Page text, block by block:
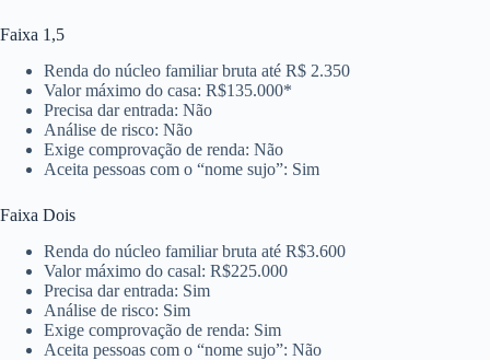
Faixa 1,5
Renda do núcleo familiar bruta até R$ 2.350
Valor máximo do casa: R$135.000*
Precisa dar entrada: Não
Análise de risco: Não
Exige comprovação de renda: Não
Aceita pessoas com o “nome sujo”: Sim
Faixa Dois
Renda do núcleo familiar bruta até R$3.600
Valor máximo do casal: R$225.000
Precisa dar entrada: Sim
Análise de risco: Sim
Exige comprovação de renda: Sim
Aceita pessoas com o “nome sujo”: Não